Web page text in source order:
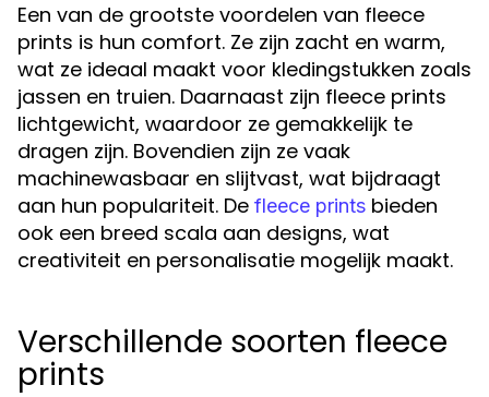
Een van de grootste voordelen van fleece
prints is hun comfort. Ze zijn zacht en warm,
wat ze ideaal maakt voor kledingstukken zoals
jassen en truien. Daarnaast zijn fleece prints
lichtgewicht, waardoor ze gemakkelijk te
dragen zijn. Bovendien zijn ze vaak
machinewasbaar en slijtvast, wat bijdraagt
aan hun populariteit. De fleece prints bieden
ook een breed scala aan designs, wat
creativiteit en personalisatie mogelijk maakt.
Verschillende soorten fleece
prints